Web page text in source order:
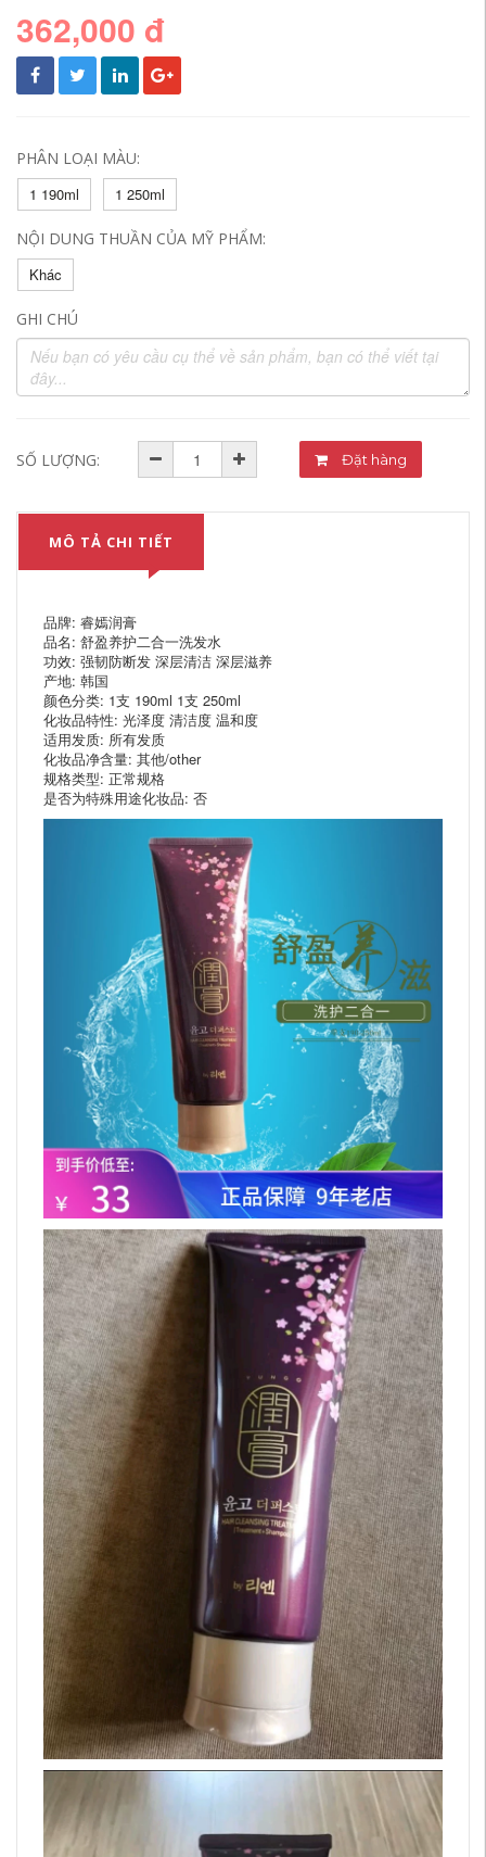
362,000 đ
PHÂN LOẠI MÀU:
1 190ml
1 250ml
NỘI DUNG THUẦN CỦA MỸ PHẨM:
Khác
GHI CHÚ
SỐ LƯỢNG: Đặt hàng
MÔ TẢ CHI TIẾT
品牌: 睿嫣润膏
品名: 舒盈养护二合一洗发水
功效: 强韧防断发 深层清洁 深层滋养
产地: 韩国
颜色分类: 1支 190ml 1支 250ml
化妆品特性: 光泽度 清洁度 温和度
适用发质: 所有发质
化妆品净含量: 其他/other
规格类型: 正常规格
是否为特殊用途化妆品: 否